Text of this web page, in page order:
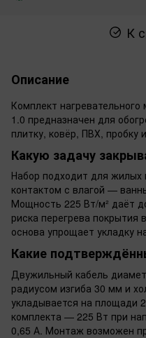
К
Описание
Комплект
1.0 предназначен для
плитку, ковёр, ПВХ, пробку
Какую задачу
Набор подходит для
контактом с влагой —
Мощность 225 Вт/м² даёт
риска перегрева
основа упрощает укладку
Какие
Двужильный кабель
радиусом изгиба 30 мм и
укладывается на площади
комплекта — 225 Вт при
0,65 А. Монтаж возможен